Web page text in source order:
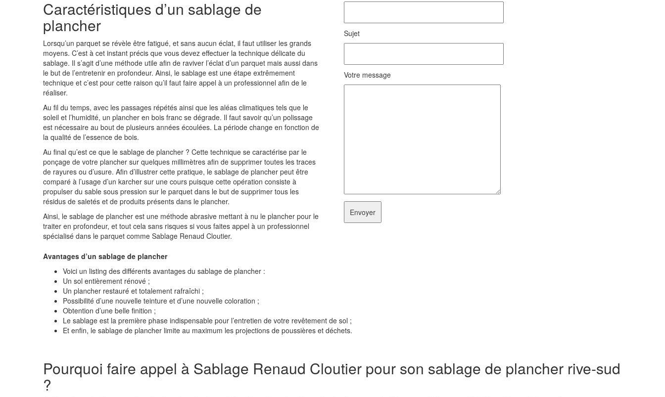
Caractéristiques d’un sablage de
plancher
Lorsqu’un parquet se révèle être fatigué, et sans aucun éclat, il faut utiliser les grands
moyens. C’est à cet instant précis que vous devez effectuer la technique délicate du
sablage. Il s’agit d’une méthode utile afin de raviver l’éclat d’un parquet mais aussi dans
le but de l’entretenir en profondeur. Ainsi, le sablage est une étape extrêmement
technique et c’est pour cette raison qu’il faut faire appel à un professionnel afin de le
réaliser.
Au fil du temps, avec les passages répétés ainsi que les aléas climatiques tels que le
soleil et l’humidité, un plancher en bois franc se dégrade. Il faut savoir qu’un polissage
est nécessaire au bout de plusieurs années écoulées. La période change en fonction de
la qualité de l’essence de bois.
Au final qu’est ce que le sablage de plancher ? Cette technique se caractérise par le
ponçage de votre plancher sur quelques millimètres afin de supprimer toutes les traces
de rayures ou d’usure. Afin d’illustrer cette pratique, le sablage de plancher peut être
comparé à l’usage d’un karcher sur une cours puisque cette opération consiste à
propulser du sable sous pression sur le parquet dans le but de supprimer tous les
résidus de saletés et de produits présents dans le plancher.
Ainsi, le sablage de plancher est une méthode abrasive mettant à nu le plancher pour le
traiter en profondeur, et tout cela sans risques si vous faites appel à un professionnel
spécialisé dans le parquet comme Sablage Renaud Cloutier.
Sujet
Votre message
Avantages d’un sablage de plancher
Voici un listing des différents avantages du sablage de plancher :
Un sol entièrement rénové ;
Un plancher restauré et totalement rafraîchi ;
Possibilité d’une nouvelle teinture et d’une nouvelle coloration ;
Obtention d’une belle finition ;
Le sablage est la première phase indispensable pour l’entretien de votre revêtement de sol ;
Et enfin, le sablage de plancher limite au maximum les projections de poussières et déchets.
Pourquoi faire appel à Sablage Renaud Cloutier pour son sablage de plancher rive-sud
?